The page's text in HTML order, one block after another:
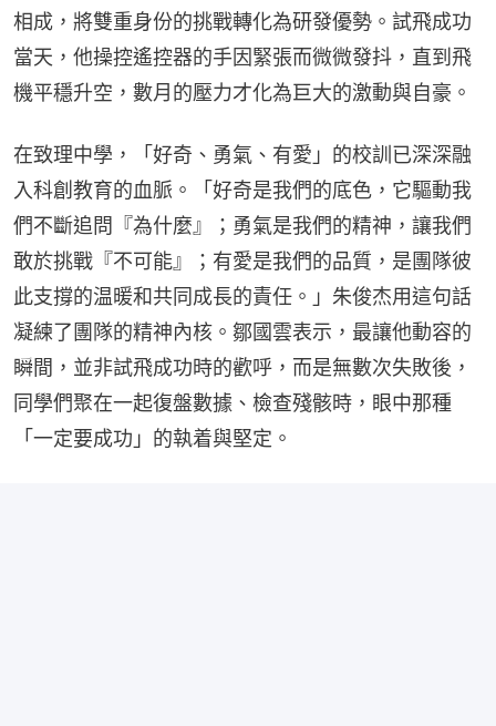
相成，將雙重身份的挑戰轉化為研發優勢。試飛成功
當天，他操控遙控器的手因緊張而微微發抖，直到飛
機平穩升空，數月的壓力才化為巨大的激動與自豪。
在致理中學，「好奇、勇氣、有愛」的校訓已深深融
入科創教育的血脈。「好奇是我們的底色，它驅動我
們不斷追問『為什麼』；勇氣是我們的精神，讓我們
敢於挑戰『不可能』；有愛是我們的品質，是團隊彼
此支撐的温暖和共同成長的責任。」朱俊杰用這句話
凝練了團隊的精神內核。鄒國雲表示，最讓他動容的
瞬間，並非試飛成功時的歡呼，而是無數次失敗後，
同學們聚在一起復盤數據、檢查殘骸時，眼中那種
「一定要成功」的執着與堅定。